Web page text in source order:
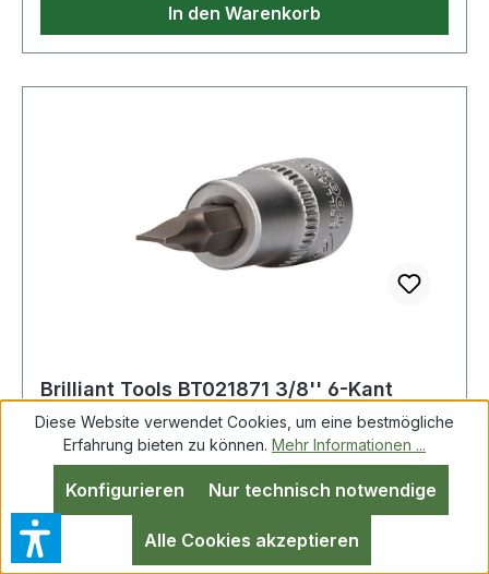
In den Warenkorb
Brilliant Tools BT021871 3/8'' 6-Kant
Schraubendreher-Einsatz, 49mm, 4mm
Brilliant Tools BT021871 3/8" 6-Kant
Schraubendreher-Einsatz, 49mm, 4mm Weitere
Produkte im Bereich 3/8" Innensechskant Bit-
Diese Website verwendet Cookies, um eine bestmögliche
Erfahrung bieten zu können. Mehr Informationen ...
Nur technisch notwendige
Konfigurieren
Alle Cookies akzeptieren